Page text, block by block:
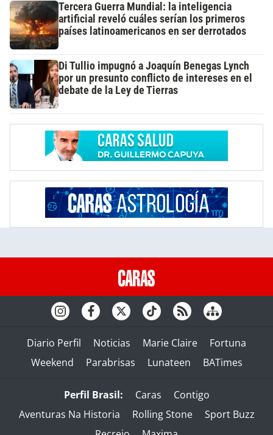
Tercera Guerra Mundial: la inteligencia
artificial reveló cuáles serían los primeros
países latinoamericanos en ser derrotados
Di Tullio impugnó a Joaquín Benegas Lynch
por un presunto conflicto de intereses en el
debate de la Ley de Tierras
Diario Perfil Noticias Marie Claire
Fortuna
Weekend
Parabrisas Lunateen BATimes
Perfil Brasil: Caras
Contigo
Aventuras Na Historia
Rolling Stone
Sport Buzz